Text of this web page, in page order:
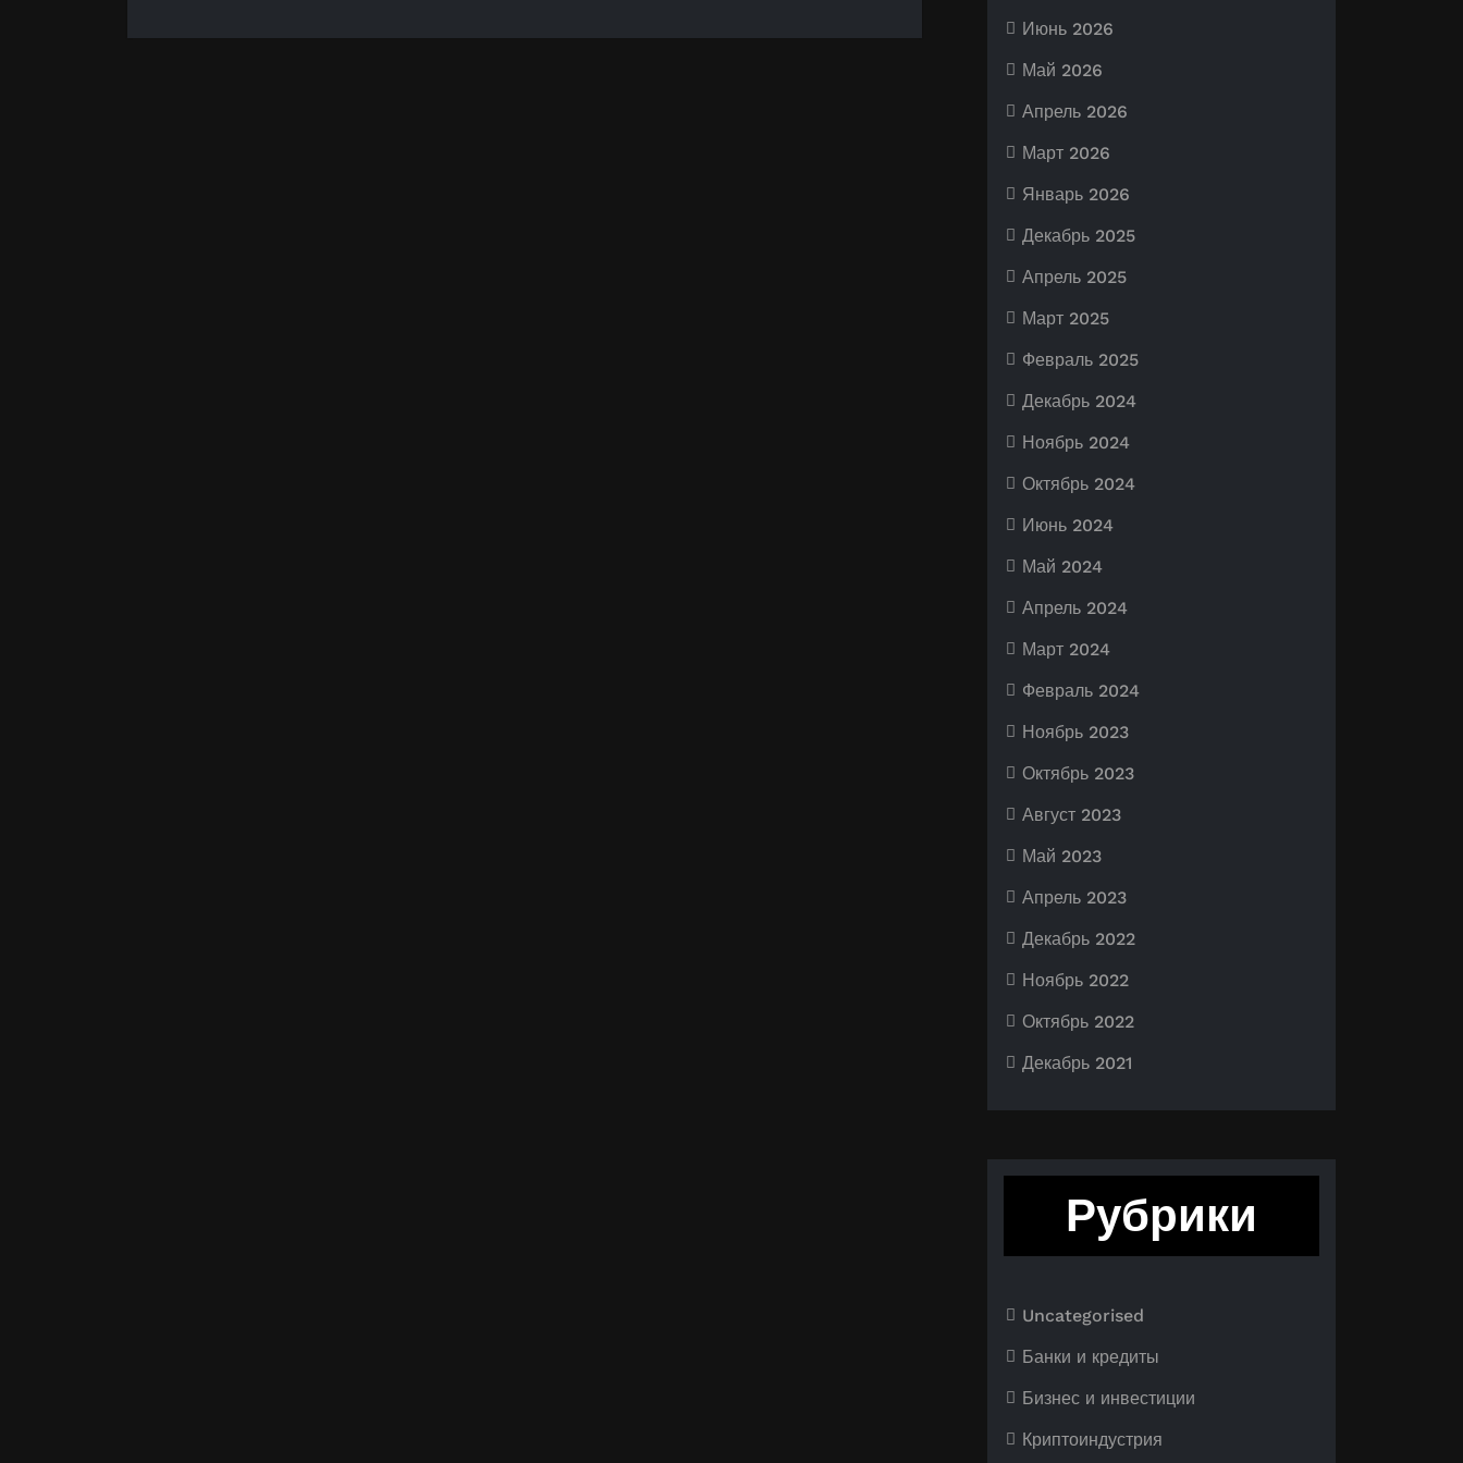
Июнь 2026
Май 2026
Апрель 2026
Март 2026
Январь 2026
Декабрь 2025
Апрель 2025
Март 2025
Февраль 2025
Декабрь 2024
Ноябрь 2024
Октябрь 2024
Июнь 2024
Май 2024
Апрель 2024
Март 2024
Февраль 2024
Ноябрь 2023
Октябрь 2023
Август 2023
Май 2023
Апрель 2023
Декабрь 2022
Ноябрь 2022
Октябрь 2022
Декабрь 2021
Рубрики
Uncategorised
Банки и кредиты
Бизнес и инвестиции
Криптоиндустрия